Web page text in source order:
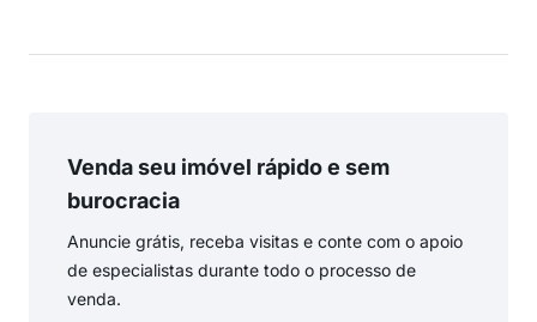
Venda seu imóvel rápido e sem
burocracia
Anuncie grátis, receba visitas e conte com o apoio
de especialistas durante todo o processo de
venda.